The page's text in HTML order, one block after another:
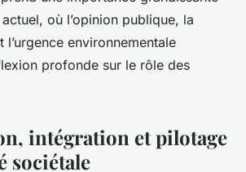
où l’opinion publique, la
l’urgence environnementale
profonde sur le rôle des
intégration et pilotage
sociétale